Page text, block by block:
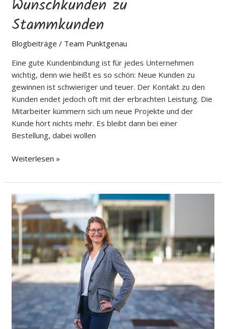
Wunschkunden zu
Stammkunden
Blogbeiträge / Team Punktgenau
Eine gute Kundenbindung ist für jedes Unternehmen
wichtig, denn wie heißt es so schön: Neue Kunden zu
gewinnen ist schwieriger und teuer. Der Kontakt zu den
Kunden endet jedoch oft mit der erbrachten Leistung. Die
Mitarbeiter kümmern sich um neue Projekte und der
Kunde hört nichts mehr. Es bleibt dann bei einer
Bestellung, dabei wollen
Weiterlesen »
Vertrauen
und
Transparenz: